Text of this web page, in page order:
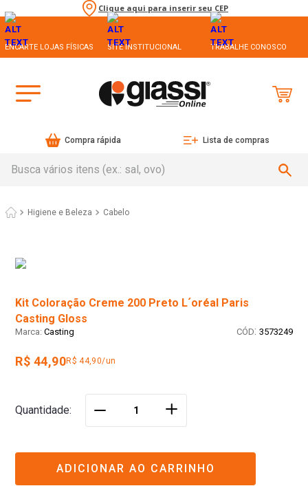
Clique aqui para inserir seu CEP
ENCARTE LOJAS FÍSICAS SITE INSTITUCIONAL TRABALHE CONOSCO
Compra rápida Lista de compras
Higiene e Beleza Cabelo
Kit Coloração Creme 200 Preto L´oréal Paris
Casting Gloss
Casting : 3573249
R$ 44,90R$ 44,90/un
Quantidade ＋
ADICIONAR AO CARRINHO